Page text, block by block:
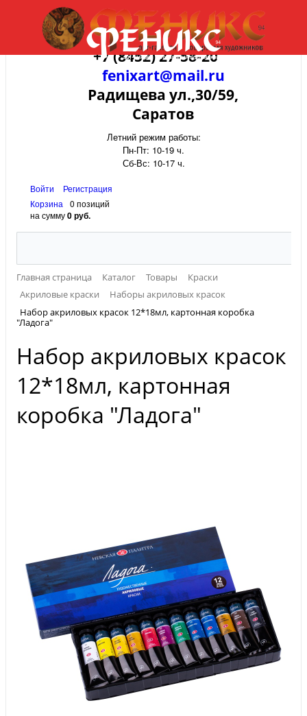
+7 (8452) 27-58-20
fenixart@mail.ru
Радищева ул.,30/59,
Саратов
Летний режим работы:
Пн-Пт: 10-19 ч.
Сб-Вс: 10-17 ч.
Войти
Регистрация
Корзина
0 позиций
на сумму0 руб.
Главная страница Каталог Товары
Краски
Акриловые краски
Наборы акриловых красок
Набор акриловых красок 12*18мл, картонная коробка
"Ладога"
Набор акриловых красок
12*18мл, картонная
коробка "Ладога"